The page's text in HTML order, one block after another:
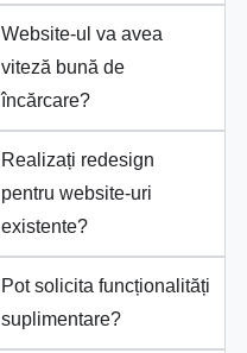
Website-ul va avea
viteză bună de
încărcare?
Realizați redesign
pentru website-uri
existente?
Pot solicita funcționalități
suplimentare?